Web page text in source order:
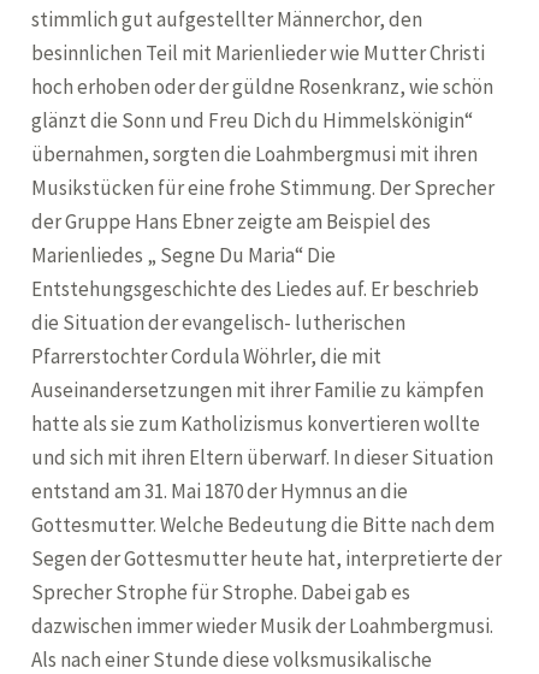
stimmlich gut aufgestellter Männerchor, den
besinnlichen Teil mit Marienlieder wie Mutter Christi
hoch erhoben oder der güldne Rosenkranz, wie schön
glänzt die Sonn und Freu Dich du Himmelskönigin“
übernahmen, sorgten die Loahmbergmusi mit ihren
Musikstücken für eine frohe Stimmung. Der Sprecher
der Gruppe Hans Ebner zeigte am Beispiel des
Marienliedes „ Segne Du Maria“ Die
Entstehungsgeschichte des Liedes auf. Er beschrieb
die Situation der evangelisch- lutherischen
Pfarrerstochter Cordula Wöhrler, die mit
Auseinandersetzungen mit ihrer Familie zu kämpfen
hatte als sie zum Katholizismus konvertieren wollte
und sich mit ihren Eltern überwarf. In dieser Situation
entstand am 31. Mai 1870 der Hymnus an die
Gottesmutter. Welche Bedeutung die Bitte nach dem
Segen der Gottesmutter heute hat, interpretierte der
Sprecher Strophe für Strophe. Dabei gab es
dazwischen immer wieder Musik der Loahmbergmusi.
Als nach einer Stunde diese volksmusikalische